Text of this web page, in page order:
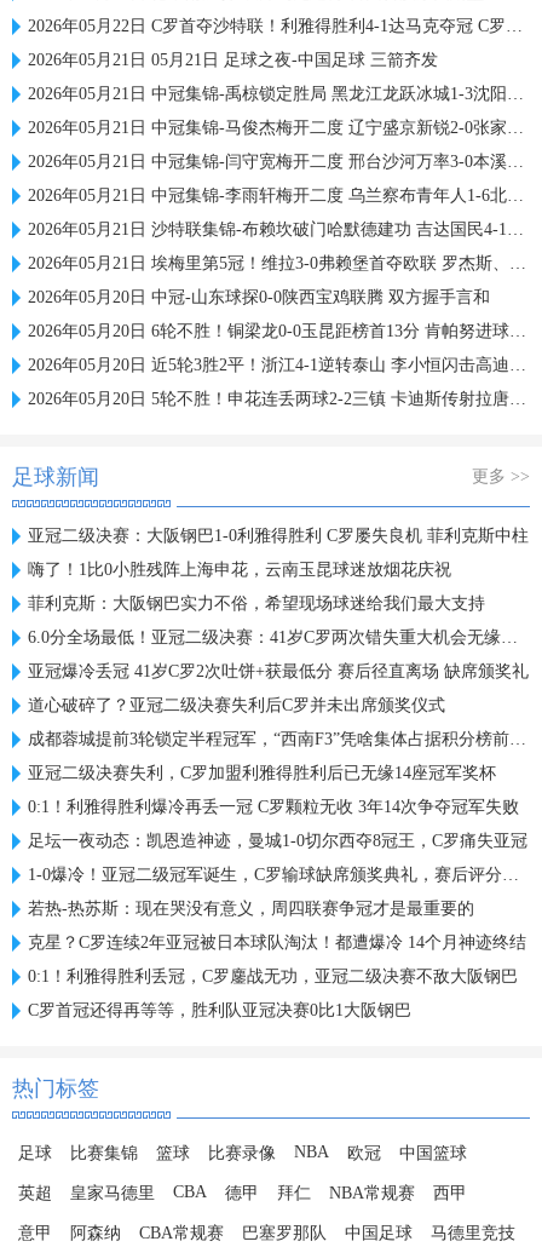
2026年05月22日 C罗首夺沙特联！利雅得胜利4-1达马克夺冠 C罗任意球破门+双响
2026年05月21日 05月21日 足球之夜-中国足球 三箭齐发
2026年05月21日 中冠集锦-禹椋锁定胜局 黑龙江龙跃冰城1-3沈阳满天星奥美
2026年05月21日 中冠集锦-马俊杰梅开二度 辽宁盛京新锐2-0张家口奥峰
2026年05月21日 中冠集锦-闫守宽梅开二度 邢台沙河万率3-0本溪清帆
2026年05月21日 中冠集锦-李雨轩梅开二度 乌兰察布青年人1-6北京鹏瑞通程
2026年05月21日 沙特联集锦-布赖坎破门哈默德建功 吉达国民4-1赛哈特海湾
2026年05月21日 埃梅里第5冠！维拉3-0弗赖堡首夺欧联 罗杰斯、布恩迪亚双双传射
2026年05月20日 中冠-山东球探0-0陕西宝鸡联腾 双方握手言和
2026年05月20日 6轮不胜！铜梁龙0-0玉昆距榜首13分 肯帕努进球被吹吴永强造险
2026年05月20日 近5轮3胜2平！浙江4-1逆转泰山 李小恒闪击高迪破门米特里策2助攻
2026年05月20日 5轮不胜！申花连丢两球2-2三镇 卡迪斯传射拉唐破门三镇遭6轮不胜
足球新闻 更多 >>
亚冠二级决赛：大阪钢巴1-0利雅得胜利 C罗屡失良机 菲利克斯中柱
嗨了！1比0小胜残阵上海申花，云南玉昆球迷放烟花庆祝
菲利克斯：大阪钢巴实力不俗，希望现场球迷给我们最大支持
6.0分全场最低！亚冠二级决赛：41岁C罗两次错失重大机会无缘首冠
亚冠爆冷丢冠 41岁C罗2次吐饼+获最低分 赛后径直离场 缺席颁奖礼
道心破碎了？亚冠二级决赛失利后C罗并未出席颁奖仪式
成都蓉城提前3轮锁定半程冠军，“西南F3”凭啥集体占据积分榜前三？
亚冠二级决赛失利，C罗加盟利雅得胜利后已无缘14座冠军奖杯
0:1！利雅得胜利爆冷再丢一冠 C罗颗粒无收 3年14次争夺冠军失败
足坛一夜动态：凯恩造神迹，曼城1-0切尔西夺8冠王，C罗痛失亚冠
1-0爆冷！亚冠二级冠军诞生，C罗输球缺席颁奖典礼，赛后评分出炉
若热-热苏斯：现在哭没有意义，周四联赛争冠才是最重要的
克星？C罗连续2年亚冠被日本球队淘汰！都遭爆冷 14个月神迹终结
0:1！利雅得胜利丢冠，C罗鏖战无功，亚冠二级决赛不敌大阪钢巴
C罗首冠还得再等等，胜利队亚冠决赛0比1大阪钢巴
热门标签
足球 比赛集锦 篮球 比赛录像 NBA 欧冠 中国篮球
英超 皇家马德里 CBA 德甲 拜仁 NBA常规赛 西甲
意甲 阿森纳 CBA常规赛 巴塞罗那队 中国足球 马德里竞技